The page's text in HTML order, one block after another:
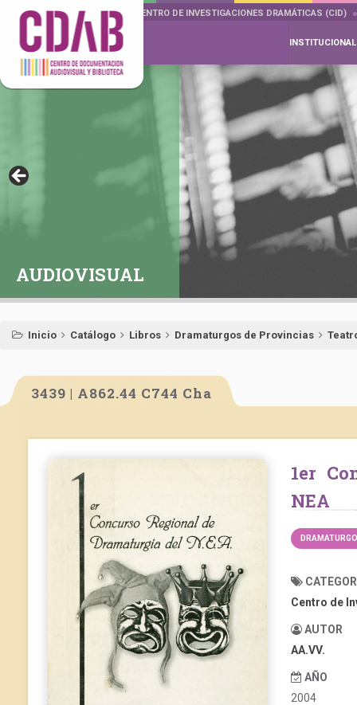
DOCUMENTA DRAMÁTICAS CENTRO DE INVESTIGACIONES DRAMÁTICAS (CID)
INSTITUCIONAL
AUDIOVISUAL
Inicio Catálogo Libros Dramaturgos de Provincias
3439 | A862.44 C744 Cha
1er Concurso Regional de Dramaturgia del
NEA
Centro de
AUTOR
AA.VV.
AÑO
2004